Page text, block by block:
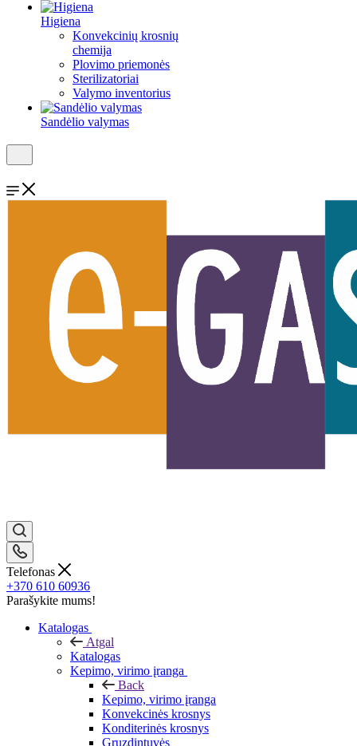
Higiena
Konvekcinių krosnių
chemija
Plovimo priemonės
Sterilizatoriai
Valymo inventorius
Sandėlio valymas
Telefonas
+370 610 60936
Parašykite mums!
Katalogas
Atgal
Katalogas
Kepimo, virimo įranga
Back
Kepimo, virimo įranga
Konvekcinės krosnys
Konditerinės krosnys
Gruzdintuvės